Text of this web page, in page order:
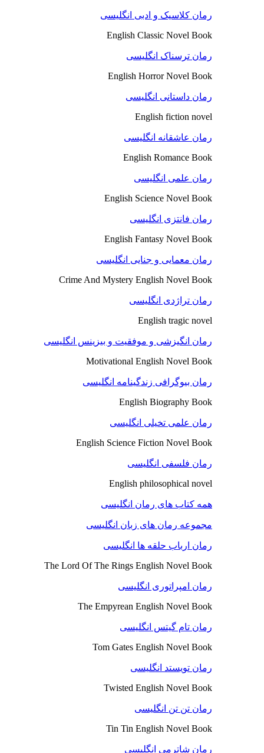
رمان کلاسیک و ادبی انگلیسی
English Classic Novel Book
رمان ترسناک انگلیسی
English Horror Novel Book
رمان داستانی انگلیسی
English fiction novel
رمان عاشقانه انگلیسی
English Romance Book
رمان علمی انگلیسی
English Science Novel Book
رمان فانتزی انگلیسی
English Fantasy Novel Book
رمان معمایی و جنایی انگلیسی
Crime And Mystery English Novel Book
رمان تراژدی انگلیسی
English tragic novel
رمان انگیزشی و موفقیت و بیزینس انگلیسی
Motivational English Novel Book
رمان بیوگرافی زندگینامه انگلیسی
English Biography Book
رمان علمی تخیلی انگلیسی
English Science Fiction Novel Book
رمان فلسفی انگلیسی
English philosophical novel
همه کتاب های رمان انگلیسی
مجموعه رمان های زبان انگلیسی
رمان ارباب حلقه ها انگلیسی
The Lord Of The Rings English Novel Book
رمان امپراتوری انگلیسی
The Empyrean English Novel Book
رمان تام گیتس انگلیسی
Tom Gates English Novel Book
رمان تویستد انگلیسی
Twisted English Novel Book
رمان تن تن انگلیسی
Tin Tin English Novel Book
رمان شاترمی انگلیسی